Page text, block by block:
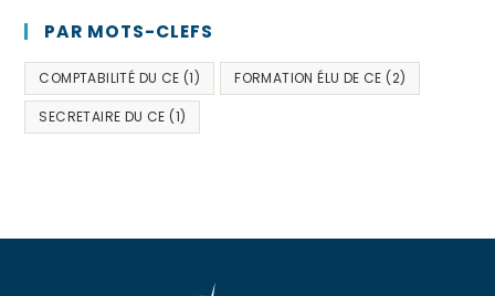
PAR MOTS-CLEFS
COMPTABILITÉ DU CE (1) FORMATION ÉLU DE CE (2)
SECRETAIRE DU CE (1)